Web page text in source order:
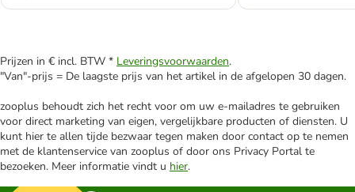
Prijzen in € incl. BTW * Leveringsvoorwaarden.
"Van"-prijs = De laagste prijs van het artikel in de afgelopen 30 dagen.
zooplus behoudt zich het recht voor om uw e-mailadres te gebruiken
voor direct marketing van eigen, vergelijkbare producten of diensten. U
kunt hier te allen tijde bezwaar tegen maken door contact op te nemen
met de klantenservice van zooplus of door ons Privacy Portal te
bezoeken. Meer informatie vindt u hier.